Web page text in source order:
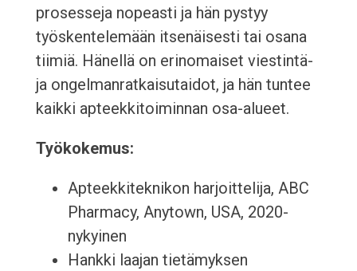
prosesseja nopeasti ja hän pystyy
työskentelemään itsenäisesti tai osana
tiimiä. Hänellä on erinomaiset viestintä-
ja ongelmanratkaisutaidot, ja hän tuntee
kaikki apteekkitoiminnan osa-alueet.
Työkokemus:
Apteekkiteknikon harjoittelija, ABC
Pharmacy, Anytown, USA, 2020-
nykyinen
Hankki laajan tietämyksen